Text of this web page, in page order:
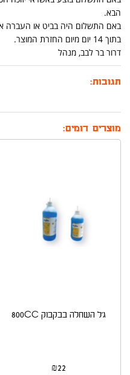
הבא.
באם התשלום היה בביט או העברה
בתוך 14 יום מיום החזרת המוצר.
דרור בר לבב, מנהל
תגובות:
מוצרים דומים:
ג'ל השחלה בבקבוק 800CC
₪22